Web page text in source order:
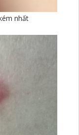
nhất